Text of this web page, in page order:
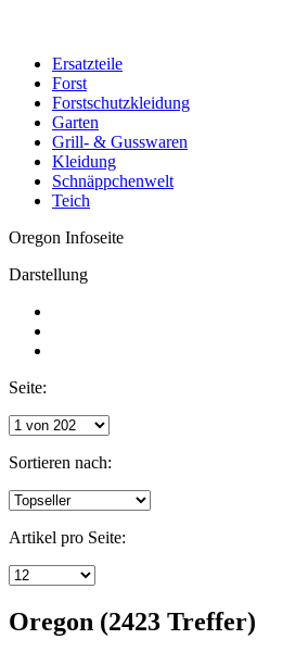
Ersatzteile
Forst
Forstschutzkleidung
Garten
Grill- & Gusswaren
Kleidung
Schnäppchenwelt
Teich
Oregon Infoseite
Darstellung
Seite:
Sortieren nach:
Artikel pro Seite:
Oregon (2423 Treffer)